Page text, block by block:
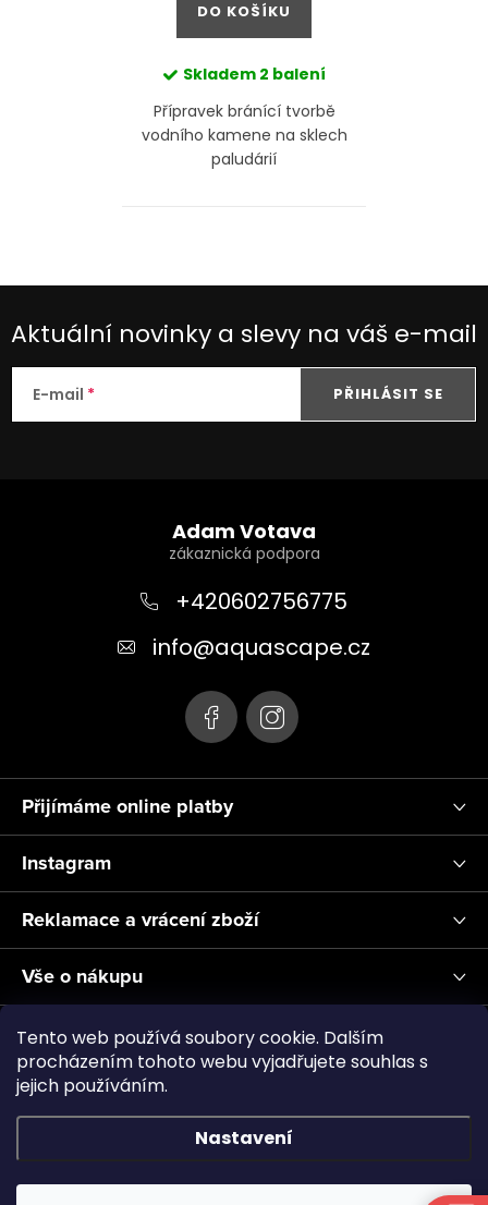
Tento web používá soubory cookie. Dalším
procházením tohoto webu vyjadřujete souhlas s
jejich používáním.
Nastavení
DO KOŠÍKU
Skladem 2 balení
Přípravek bránící tvorbě
vodního kamene na sklech
paludárií
Aktuální novinky a slevy na váš e-mail
E-mail PŘIHLÁSIT SE
Přijímáme online platby
Adam Votava
+420602756775
info@aquascape.cz
Instagram
Reklamace a vrácení zboží
Vše o nákupu
Informace pro Vás
Realizace a servis akvárií ↗
Copyright 2026Aquascape.cz. Všechna práva vyhrazena.